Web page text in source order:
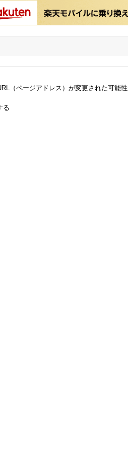
（ページアドレス）が変更された可能性
る